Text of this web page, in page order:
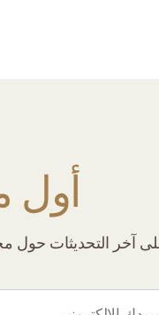
آخر التحديثات حول